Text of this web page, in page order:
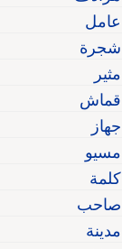
عامل
شجرة
مثير
قماش
جهاز
مسيو
كلمة
صاحب
مدينة